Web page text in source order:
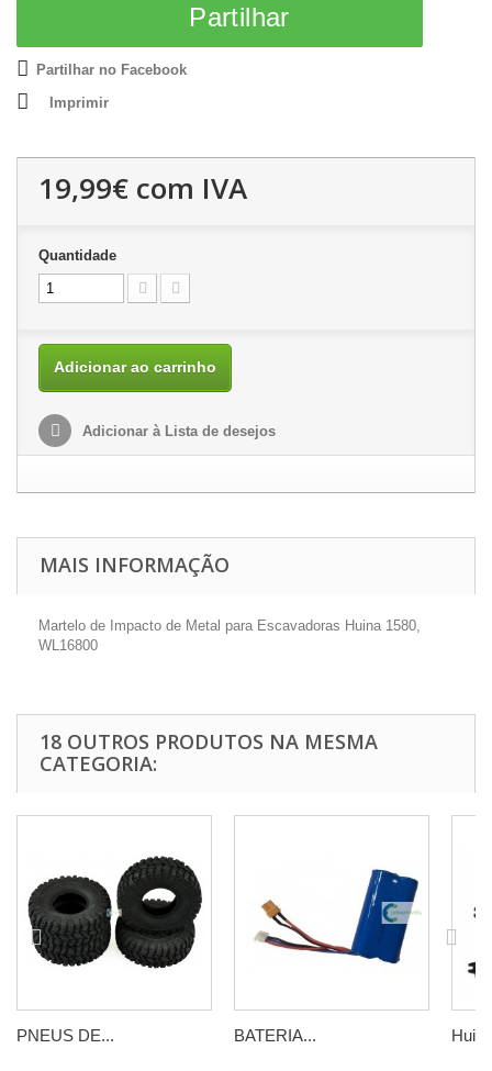
Partilhar
Partilhar no Facebook
Imprimir
19,99€ com IVA
Quantidade
Adicionar ao carrinho
Adicionar à Lista de desejos
MAIS INFORMAÇÃO
Martelo de Impacto de Metal para Escavadoras Huina 1580,
WL16800
18 OUTROS PRODUTOS NA MESMA
CATEGORIA:
PNEUS DE... BATERIA...